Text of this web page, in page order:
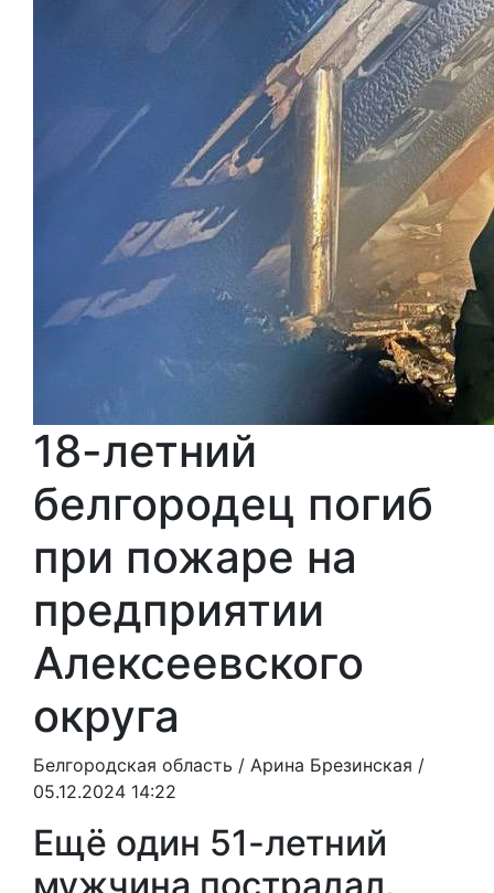
18-летний
белгородец погиб
при пожаре на
предприятии
Алексеевского
округа
Белгородская область / Арина Брезинская /
05.12.2024 14:22
Ещё один 51-летний